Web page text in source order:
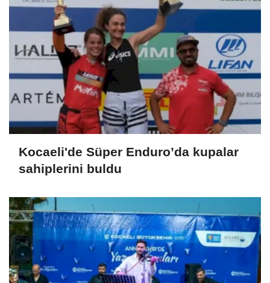
Kocaeli'de Süper Enduro’da kupalar
sahiplerini buldu